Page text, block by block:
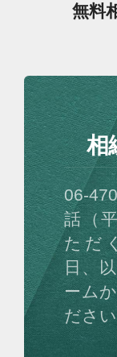
無料
相
06-
話（
ただ
日、
ーム
ださい